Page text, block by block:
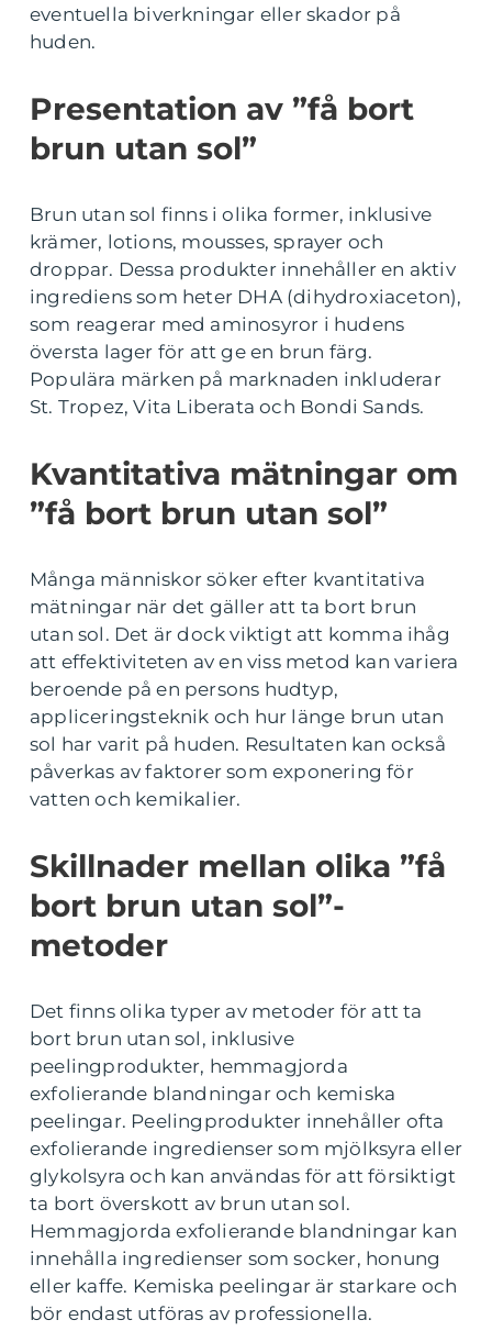
eventuella biverkningar eller skador på
huden.
Presentation av ”få bort
brun utan sol”
Brun utan sol finns i olika former, inklusive
krämer, lotions, mousses, sprayer och
droppar. Dessa produkter innehåller en aktiv
ingrediens som heter DHA (dihydroxiaceton),
som reagerar med aminosyror i hudens
översta lager för att ge en brun färg.
Populära märken på marknaden inkluderar
St. Tropez, Vita Liberata och Bondi Sands.
Kvantitativa mätningar om
”få bort brun utan sol”
Många människor söker efter kvantitativa
mätningar när det gäller att ta bort brun
utan sol. Det är dock viktigt att komma ihåg
att effektiviteten av en viss metod kan variera
beroende på en persons hudtyp,
appliceringsteknik och hur länge brun utan
sol har varit på huden. Resultaten kan också
påverkas av faktorer som exponering för
vatten och kemikalier.
Skillnader mellan olika ”få
bort brun utan sol”-
metoder
Det finns olika typer av metoder för att ta
bort brun utan sol, inklusive
peelingprodukter, hemmagjorda
exfolierande blandningar och kemiska
peelingar. Peelingprodukter innehåller ofta
exfolierande ingredienser som mjölksyra eller
glykolsyra och kan användas för att försiktigt
ta bort överskott av brun utan sol.
Hemmagjorda exfolierande blandningar kan
innehålla ingredienser som socker, honung
eller kaffe. Kemiska peelingar är starkare och
bör endast utföras av professionella.